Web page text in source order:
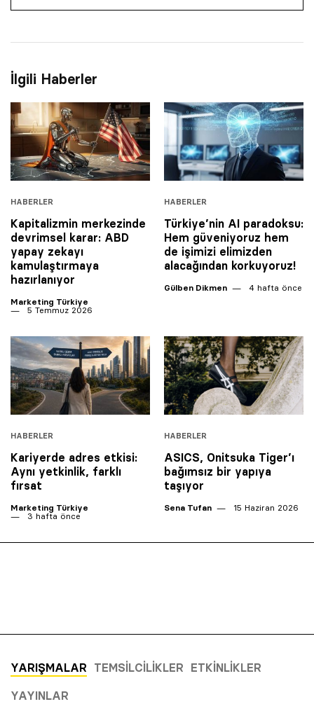
İlgili Haberler
HABERLER
Kapitalizmin merkezinde
devrimsel karar: ABD
yapay zekayı
kamulaştırmaya
hazırlanıyor
Marketing Türkiye
5 Temmuz 2026
HABERLER
Türkiye’nin AI paradoksu:
Hem güveniyoruz hem
de işimizi elimizden
alacağından korkuyoruz!
Gülben Dikmen 4 hafta önce
HABERLER
Kariyerde adres etkisi:
Aynı yetkinlik, farklı
fırsat
Marketing Türkiye
3 hafta önce
HABERLER
ASICS, Onitsuka Tiger’ı
bağımsız bir yapıya
taşıyor
Sena Tufan 15 Haziran 2026
YARIŞMALAR TEMSILCILIKLER ETKINLIKLER
YAYINLAR